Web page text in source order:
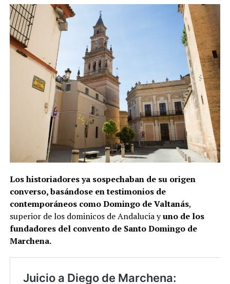
Los historiadores ya sospechaban de su origen
converso, basándose en testimonios de
contemporáneos como Domingo de Valtanás,
superior de los dominicos de Andalucia yuno de los
fundadores del convento de Santo Domingo de
Marchena.